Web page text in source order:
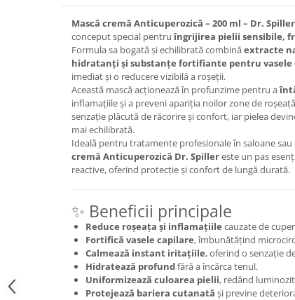
Mască cremă Anticuperozică – 200 ml – Dr. Spiller
conceput special pentruîngrijirea pielii sensibile,
Formula sa bogată și echilibrată combinăextracte
hidratanți și substanțe fortifiante pentru vasele
imediat și o reducere vizibilă a roșeții.
Această mască acționează în profunzime pentru a
inflamațiile și a preveni apariția noilor zone de
senzație plăcută de răcorire și confort, iar pielea
mai echilibrată.
Ideală pentru tratamente profesionale în saloane
cremă Anticuperozică Dr. Spillereste un pas
reactive, oferind protecție și confort de lungă durată.
✨ Beneficii principale
Reduce roșeața și inflamațiile cauzate de
Fortifică vasele capilare, îmbunătățind
Calmează instant iritațiile, oferind o senzație
Hidratează profundfără a încărca tenul.
Uniformizează culoarea pielii, redând
Protejează bariera cutanată și previne